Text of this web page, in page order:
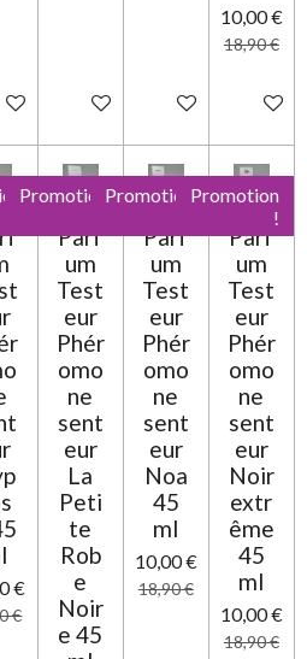
au panier
Ajouter au panierAjouter au panier
10,00 €
18,90 €
Ajouter
€
€
Promotion
Parf
um
Test
eur
Phér
omo
ne
sent
eur
La
Peti
te
Rob
e
Noir
e 45
Promotion
Parf
um
Test
eur
Phér
omo
ne
sent
eur
Noa
45
ml
10,00 €
18,90 €
Promotion
!
Parf
um
Test
eur
Phér
omo
ne
sent
eur
Noir
extr
ême
45
ml
10,00 €
18,90 €